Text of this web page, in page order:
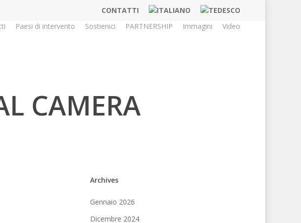
CONTATTI
Paesi di intervento Sostienici PARTNERSHIP Immagini Video
CAMERA
Archives
Gennaio 2026
Dicembre 2024